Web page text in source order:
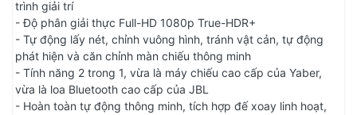
trình giải trí
- Độ phân giải thực Full-HD 1080p True-HDR+
- Tự động lấy nét, chỉnh vuông hình, tránh vật cản, tự động
phát hiện và căn chỉnh màn chiếu thông minh
- Tính năng 2 trong 1, vừa là máy chiếu cao cấp của Yaber,
vừa là loa Bluetooth cao cấp của JBL
- Hoàn toàn tự động thông minh, tích hợp đế xoay linh hoạt,